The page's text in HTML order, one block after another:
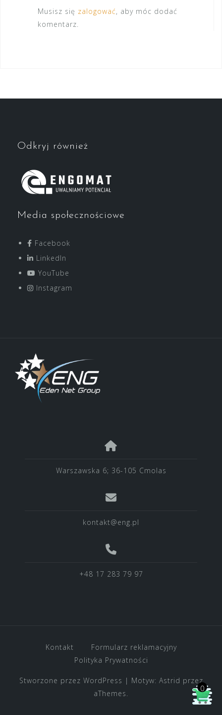
Musisz się zalogować, aby móc dodać
komentarz.
Odkryj również
Media społecznościowe
Facebook
LinkedIn
YouTube
Instagram
Warszawska 6; 36-105 Cmolas
kontakt@eng.pl
+48 17 283 79 97
Kontakt
Formularz reklamacyjny
Polityka Prywatności
Stworzone przez WordPress | Motyw: Astrid przez
aThemes.
0